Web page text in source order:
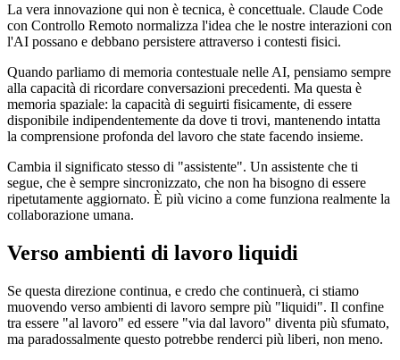
La vera innovazione qui non è tecnica, è concettuale. Claude Code
con Controllo Remoto normalizza l'idea che le nostre interazioni con
l'AI possano e debbano persistere attraverso i contesti fisici.
Quando parliamo di memoria contestuale nelle AI, pensiamo sempre
alla capacità di ricordare conversazioni precedenti. Ma questa è
memoria spaziale: la capacità di seguirti fisicamente, di essere
disponibile indipendentemente da dove ti trovi, mantenendo intatta
la comprensione profonda del lavoro che state facendo insieme.
Cambia il significato stesso di "assistente". Un assistente che ti
segue, che è sempre sincronizzato, che non ha bisogno di essere
ripetutamente aggiornato. È più vicino a come funziona realmente la
collaborazione umana.
Verso ambienti di lavoro liquidi
Se questa direzione continua, e credo che continuerà, ci stiamo
muovendo verso ambienti di lavoro sempre più "liquidi". Il confine
tra essere "al lavoro" ed essere "via dal lavoro" diventa più sfumato,
ma paradossalmente questo potrebbe renderci più liberi, non meno.